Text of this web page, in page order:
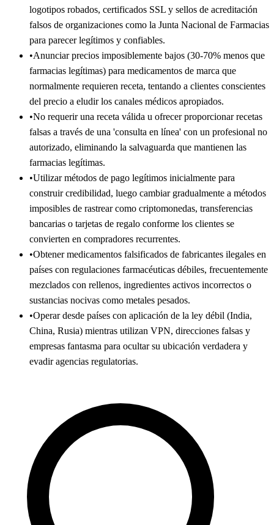
logotipos robados, certificados SSL y sellos de acreditación
falsos de organizaciones como la Junta Nacional de Farmacias
para parecer legítimos y confiables.
•Anunciar precios imposiblemente bajos (30-70% menos que
farmacias legítimas) para medicamentos de marca que
normalmente requieren receta, tentando a clientes conscientes
del precio a eludir los canales médicos apropiados.
•No requerir una receta válida u ofrecer proporcionar recetas
falsas a través de una 'consulta en línea' con un profesional no
autorizado, eliminando la salvaguarda que mantienen las
farmacias legítimas.
•Utilizar métodos de pago legítimos inicialmente para
construir credibilidad, luego cambiar gradualmente a métodos
imposibles de rastrear como criptomonedas, transferencias
bancarias o tarjetas de regalo conforme los clientes se
convierten en compradores recurrentes.
•Obtener medicamentos falsificados de fabricantes ilegales en
países con regulaciones farmacéuticas débiles, frecuentemente
mezclados con rellenos, ingredientes activos incorrectos o
sustancias nocivas como metales pesados.
•Operar desde países con aplicación de la ley débil (India,
China, Rusia) mientras utilizan VPN, direcciones falsas y
empresas fantasma para ocultar su ubicación verdadera y
evadir agencias regulatorias.